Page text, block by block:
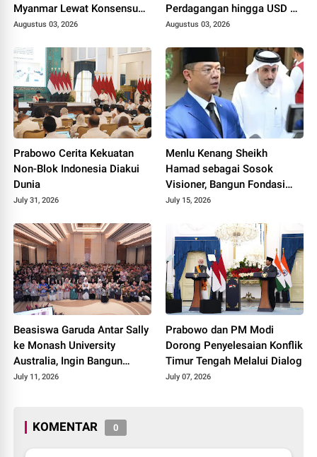
Myanmar Lewat Konsensus
5 Poin
Augustus 03, 2026
Perdagangan hingga USD 20
Miliar pada 2030
Augustus 03, 2026
Prabowo Cerita Kekuatan
Non-Blok Indonesia Diakui
Dunia
July 31, 2026
Menlu Kenang Sheikh
Hamad sebagai Sosok
Visioner, Bangun Fondasi
Bilateral Indonesia-Qatar
July 15, 2026
Beasiswa Garuda Antar Sally
ke Monash University
Australia, Ingin Bangun
Laboratorium Riset di Tanah
July 11, 2026
Prabowo dan PM Modi
Dorong Penyelesaian Konflik
Timur Tengah Melalui Dialog
July 07, 2026
KOMENTAR 0